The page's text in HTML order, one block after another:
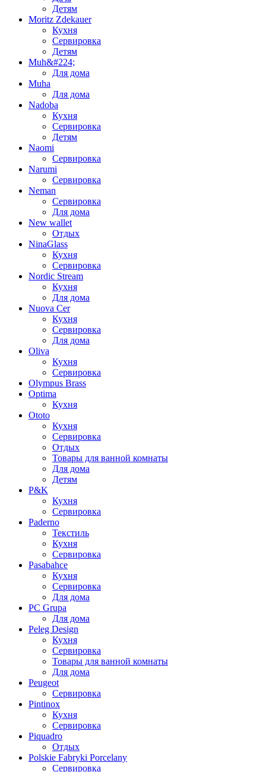
Детям
Moritz Zdekauer
Кухня
Сервировка
Детям
Muh&#224;
Для дома
Muha
Для дома
Nadoba
Кухня
Сервировка
Детям
Naomi
Сервировка
Narumi
Сервировка
Neman
Сервировка
Для дома
New wallet
Отдых
NinaGlass
Кухня
Сервировка
Nordic Stream
Кухня
Для дома
Nuova Cer
Кухня
Сервировка
Для дома
Oliva
Кухня
Сервировка
Olympus Brass
Optima
Кухня
Ototo
Кухня
Сервировка
Отдых
Товары для ванной комнаты
Для дома
Детям
P&K
Кухня
Сервировка
Paderno
Текстиль
Кухня
Сервировка
Pasabahce
Кухня
Сервировка
Для дома
PC Grupa
Для дома
Peleg Design
Кухня
Сервировка
Товары для ванной комнаты
Для дома
Peugeot
Сервировка
Pintinox
Кухня
Сервировка
Piquadro
Отдых
Polskie Fabryki Porcelany
Сервировка